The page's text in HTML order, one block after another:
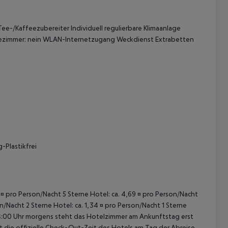
Kaffeezubereiter Individuell regulierbare Klimaanlage
nein WLAN-Internetzugang Weckdienst Extrabetten
Plastikfrei
Person/Nacht 5 Sterne Hotel: ca. 4,69 ¤ pro Person/Nacht
2 Sterne Hotel: ca. 1,34 ¤ pro Person/Nacht 1 Sterne
Uhr morgens steht das Hotelzimmer am Ankunftstag erst